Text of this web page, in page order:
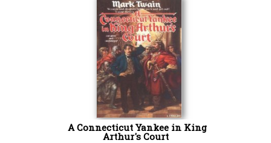
A Connecticut Yankee in King
Arthur's Court